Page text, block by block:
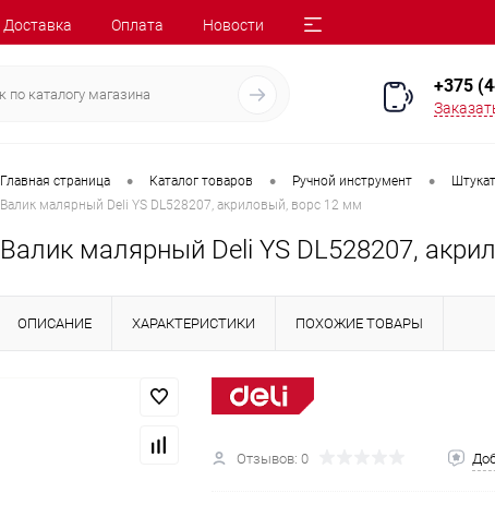
Доставка Оплата Новости
+375
Главная страница • Каталог товаров • Ручной инструмент •
Валик малярный Deli YS DL528207, акриловый, ворс 12 мм
Валик малярный Deli YS DL528207,
ОПИСАНИЕ ХАРАКТЕРИСТИКИ ПОХОЖИЕ ТОВАРЫ
Отзывов: 0